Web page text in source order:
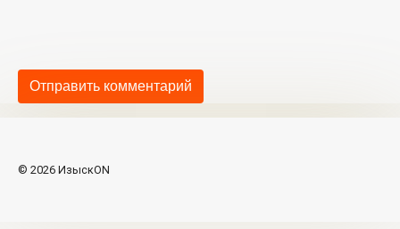
© 2026 ИзыскON